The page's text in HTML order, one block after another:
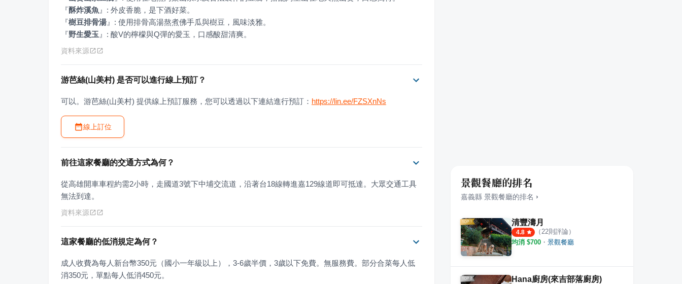
『酥炸溪魚 』
『樹豆排骨湯 』
『野生愛玉 』 : 酸V的檸檬與Q彈的愛玉，口感酸甜清爽。
資料來源
游芭絲(山美村) 是否可以進行線上預訂？
可以。游芭絲(山美村) 提供線上預訂服務，您可以透過以下連結進行預訂： https://lin.ee/FZSXnNs
線上訂位
前往這家餐廳的交通方式為何？
從高雄開車車程約需2小時，走國道3號下中埔交流道，沿著台18線轉進嘉129線道即可抵達。大眾交通工具
無法到達。
資料來源
這家餐廳的低消規定為何？
成人收費為每人新台幣350元（國小一年級以上），3-6歲半價，3歲以下免費。無服務費。部分合菜每人低
消350元，單點每人低消450元。
景觀餐廳的排名
嘉義縣 景觀餐廳的排名 ›
清豐濤月
4.8 （22則評論）
均消 $700 ・ 景觀餐廳
Hana廚房(來吉部落廚房)